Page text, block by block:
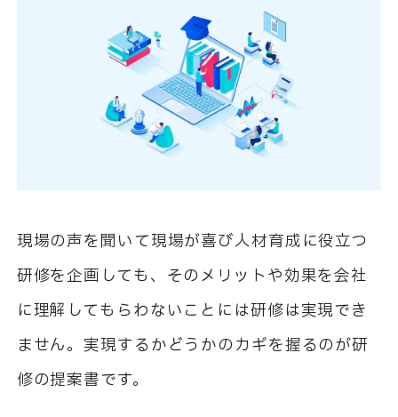
現場の声を聞いて現場が喜び人材育成に役立つ
研修を企画しても、そのメリットや効果を会社
に理解してもらわないことには研修は実現でき
ません。実現するかどうかのカギを握るのが研
修の提案書です。